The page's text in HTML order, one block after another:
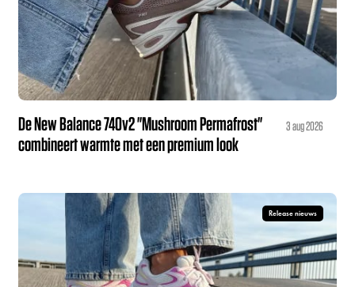
De New Balance 740v2 "Mushroom Permafrost"
combineert warmte met een premium look
3 aug 2026
Release nieuws